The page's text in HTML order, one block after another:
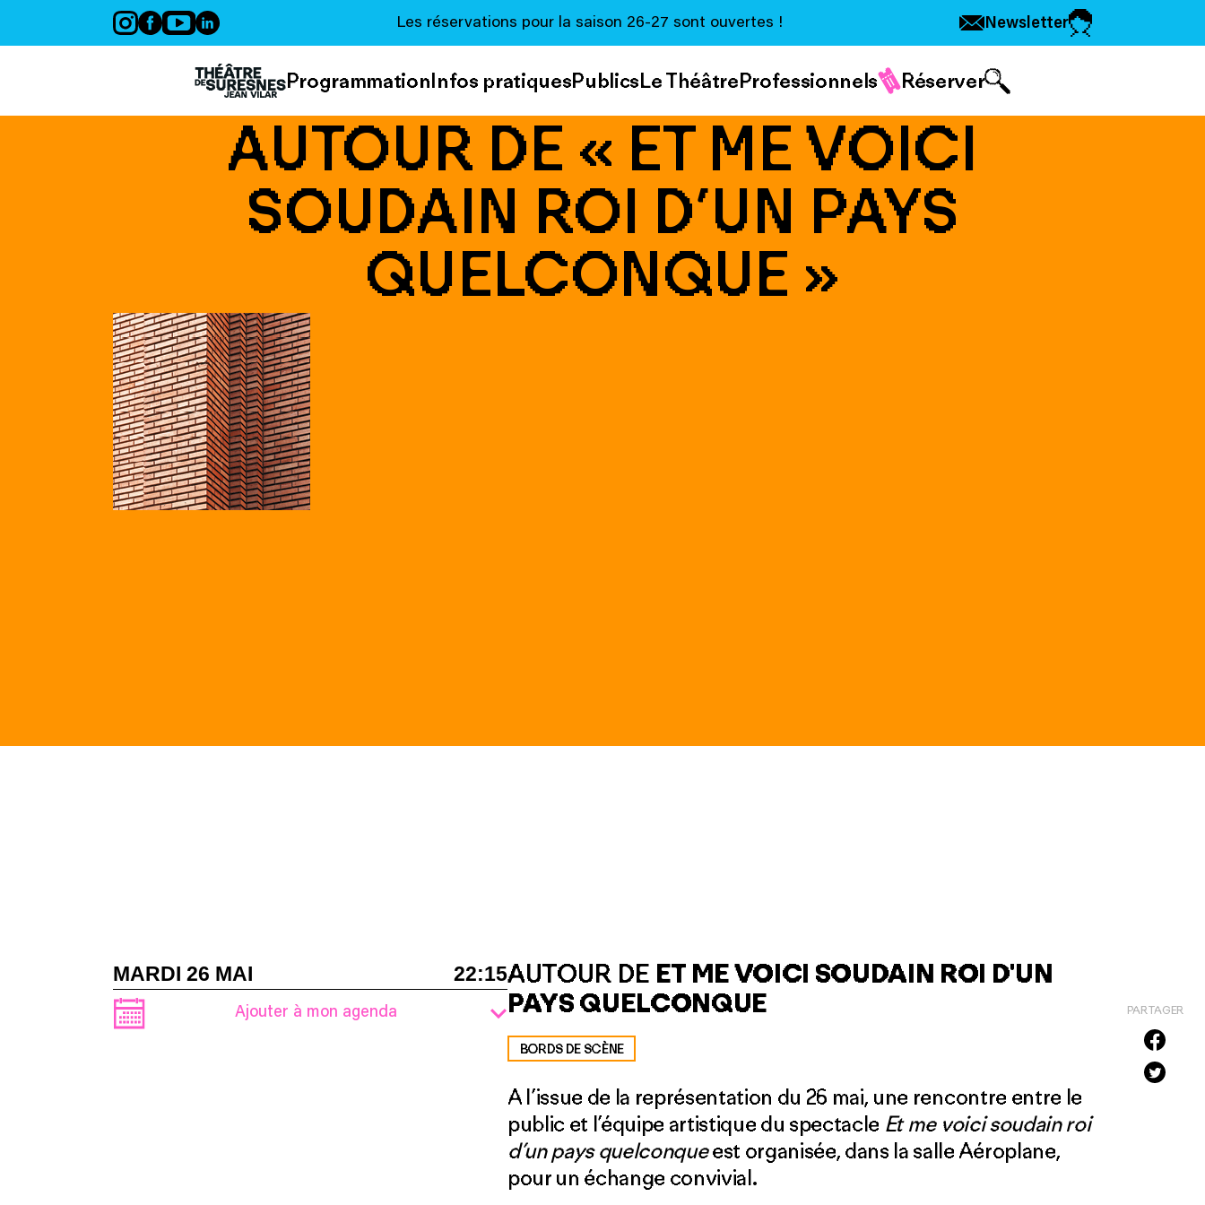
Les réservations pour la saison 26-27 sont ouvertes ! Newsletter
ProgrammationInfos pratiquesPublicsLe ThéâtreProfessionnels Réserver
AUTOUR DE « ET ME VOICI
SOUDAIN ROI D’UN PAYS
QUELCONQUE »
PARTAGER
MARDI 26 MAI 22:15
Ajouter à mon agenda
AUTOUR DE ET ME VOICI SOUDAIN ROI D'UN
PAYS QUELCONQUE
BORDS DE SCÈNE
A l’issue de la représentation du 26 mai, une rencontre entre le
public et l’équipe artistique du spectacle Et me voici soudain roi
d’un pays quelconqueest organisée, dans la salle Aéroplane,
pour un échange convivial.
Panneau de gestion des cookies